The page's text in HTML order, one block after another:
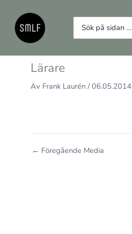
innehåll
Search
for:
Lärare
Av Frank Laurén /06.05.2014
← Föregående Media